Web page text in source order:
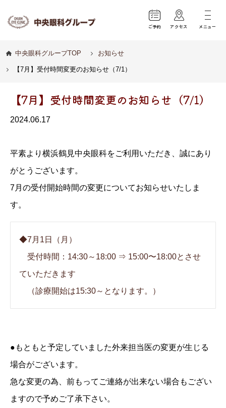
ご予約 アクセス メニュー
中央眼科グループTOP お知らせ
【7月】受付時間変更のお知らせ（7/1）
【7月】受付時間変更のお知らせ（7/1）
2024.06.17
平素より横浜鶴見中央眼科をご利用いただき、誠にあり
がとうございます。
7月の受付開始時間の変更についてお知らせいたしま
す。
◆7月1日（月）
受付時間：14:30～18:00 ⇒ 15:00〜18:00とさせ
ていただきます
（診療開始は15:30～となります。）
●もともと予定していました外来担当医の変更が生じる
場合がございます。
急な変更の為、前もってご連絡が出来ない場合もござい
ますので予めご了承下さい。